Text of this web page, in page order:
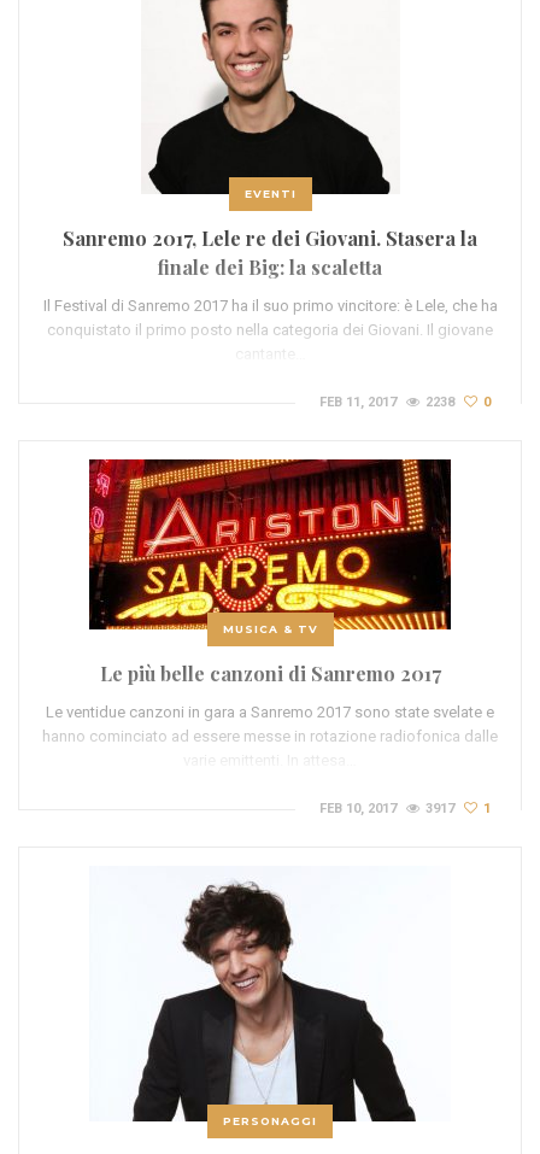
EVENTI
Sanremo 2017, Lele re dei Giovani. Stasera la
finale dei Big: la scaletta
Il Festival di Sanremo 2017 ha il suo primo vincitore: è Lele, che ha
conquistato il primo posto nella categoria dei Giovani. Il giovane
cantante…
FEB 11, 2017 2238 0
MUSICA & TV
Le più belle canzoni di Sanremo 2017
Le ventidue canzoni in gara a Sanremo 2017 sono state svelate e
hanno cominciato ad essere messe in rotazione radiofonica dalle
varie emittenti. In attesa…
FEB 10, 2017 3917 1
PERSONAGGI